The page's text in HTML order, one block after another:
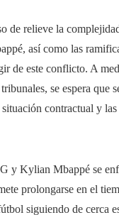
de relieve la
así como las
de este conflicto. A
se espera que
contractual y
y Kylian Mbappé se
prolongarse en el
siguiendo de cerca